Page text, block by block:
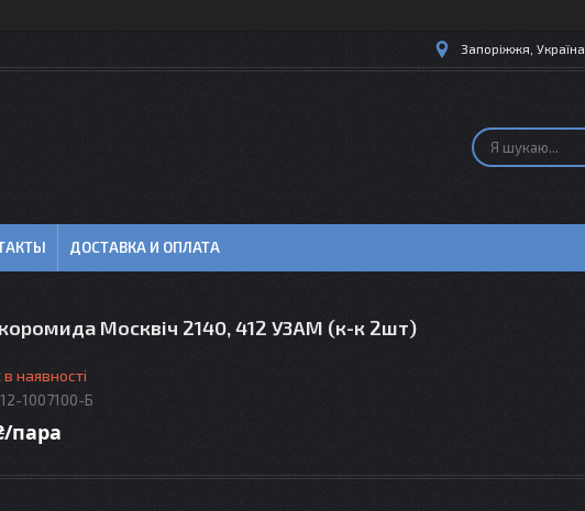
Запоріжжя, Україна
ДОСТАВКА И ОПЛАТА
коромида Москвіч 2140, 412 УЗАМ (к-к 2шт)
наявності
1007100-Б
пара